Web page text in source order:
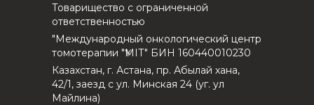
Товарищество с ограниченной
ответственностью
"Международный онкологический центр
томотерапии "ҮМІТ" БИН 160440010230
Казахстан, г. Астана, пр. Абылай хана,
42/1, заезд с ул. Минская 24 (уг. ул
Майлина)